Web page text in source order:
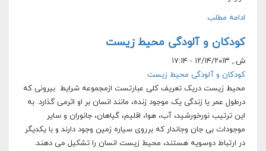
ادامه مطلب
کودکان و آلودگی محیط زیست
ش., ۱۲/۱۴/۲۰۱۳ - ۱۷:۱۴
کودکان و آلودگی محیط زیست
محیط زیست دریک تعریف کلی عبارتست ازمجموعه شرایط بیرونی که
درطول عمر یا زندگی یک موجود زنده، مانند انسان بر او اثرمی گذارد. به
این ترتیب نورخورشید، آب، هوا، اقلیم، گیاهان، جانوران و سایر
موجودات بی جان وجاندار که برروی سیاره زمین وجود دارند و با یکدیگر
در ارتباط دوسویه هستند، محیط زیست انسان را تشکیل می دهند.